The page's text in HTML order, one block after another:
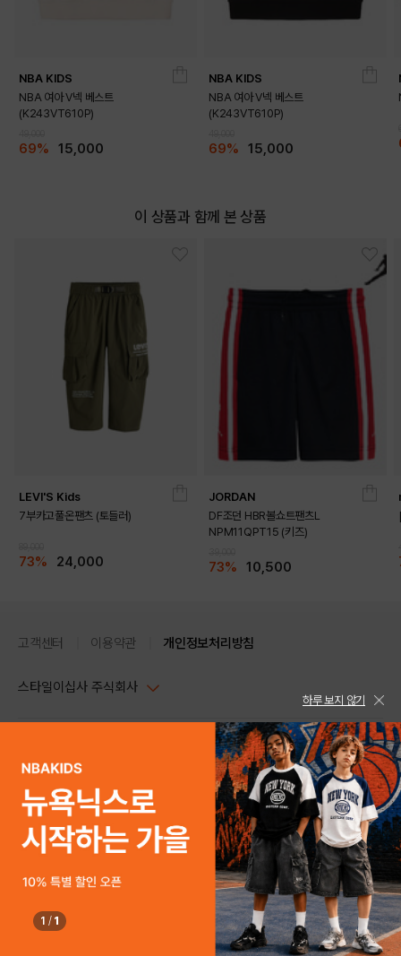
NBA KIDS
NBA 여아 V넥 베스트
(K243VT610P)
69% 15,000
NBA KIDS
NBA 여아 V넥 베스트
(K243VT610P)
69% 15,000
이 상품과 함께 본 상품
LEVI'S Kids
7부카고풀온팬츠 (토들러)
73% 24,000
JORDAN
DF조던 HBR볼쇼트팬츠L
NPM11QPT15 (키즈)
73% 10,500
구매하기
고객센터 이용약관 개인정보처리방침
스타일이십사 주식회사
주소 : 서울시 강남구 논현로 633, 6층 (논현동, 한세엠케이빌딩)
사업자등록번호 : 116-81-32499
통신판매업신고번호 : 제 2024-서울강남-04239
호스팅 서비스 : 스타일이십사㈜
고객센터 1544-5336(평일 09:00~ 18:00 토/일/공휴일 휴무)
스타일24 고객센터 1544-5336
평일 09:00~ 18:00 (토/일/공휴일 휴무)
help Email : help@style24.com
COPYRIGHTⓒ2021 STYLE24 ALL RIGHTS RESERVED.
하루 보지 않기
1 / 1